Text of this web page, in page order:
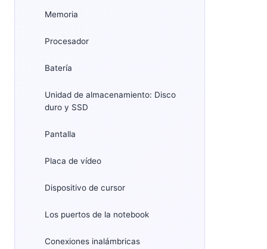
Memoria
Procesador
Batería
Unidad de almacenamiento: Disco
duro y SSD
Pantalla
Placa de vídeo
Dispositivo de cursor
Los puertos de la notebook
Conexiones inalámbricas